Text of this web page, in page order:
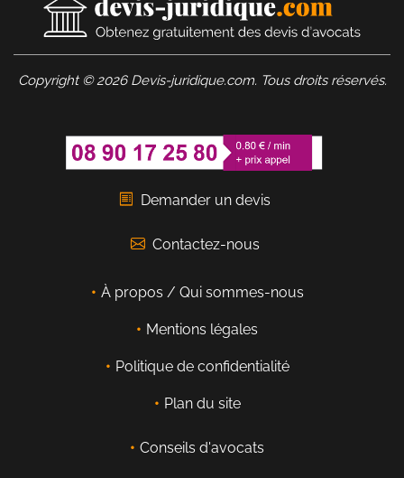
Copyright © 2026 Devis-juridique.com. Tous droits réservés.
Demander un devis
Contactez-nous
À propos / Qui sommes-nous
Mentions légales
Politique de confidentialité
Plan du site
Conseils d'avocats